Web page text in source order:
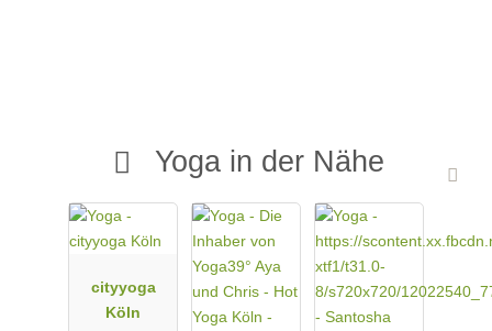
Yoga in der Nähe
cityyoga
Köln